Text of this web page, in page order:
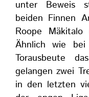
unter Beweis
beiden Finnen
Roope
Ähnlich wie
Torausbeute
gelangen zwei
in den letzten